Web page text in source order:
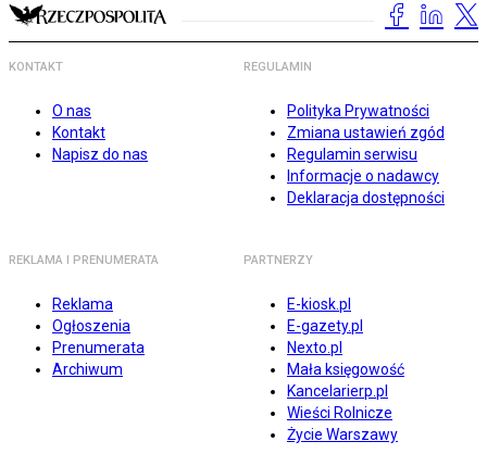
KONTAKT
O nas
Kontakt
Napisz do nas
REGULAMIN
Polityka Prywatności
Zmiana ustawień zgód
Regulamin serwisu
Informacje o nadawcy
Deklaracja dostępności
REKLAMA I PRENUMERATA
Reklama
Ogłoszenia
Prenumerata
Archiwum
PARTNERZY
E-kiosk.pl
E-gazety.pl
Nexto.pl
Mała księgowość
Kancelarierp.pl
Wieści Rolnicze
Życie Warszawy